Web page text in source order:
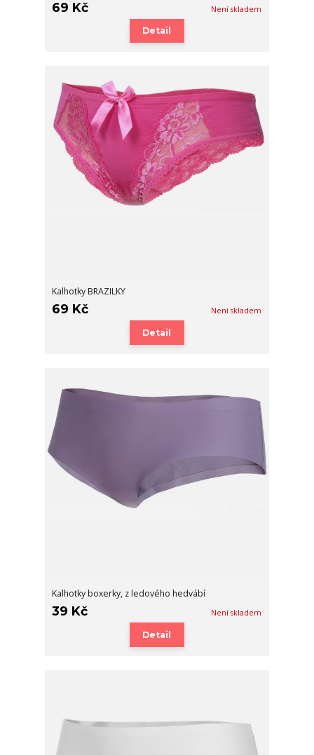
69 Kč Není skladem
Detail
Kalhotky BRAZILKY
69 Kč Není skladem
Detail
Kalhotky boxerky, z ledového hedvábí
39 Kč Není skladem
Detail